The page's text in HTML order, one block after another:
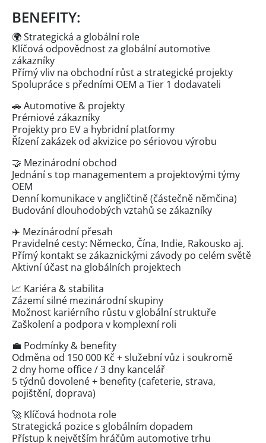
BENEFITY:
🌍 Strategická a globální role
Klíčová odpovědnost za globální automotive
zákazníky
Přímý vliv na obchodní růst a strategické projekty
Spolupráce s předními OEM a Tier 1 dodavateli
🚗 Automotive & projekty
Prémiové zákazníky
Projekty pro EV a hybridní platformy
Řízení zakázek od akvizice po sériovou výrobu
🤝 Mezinárodní obchod
Jednání s top managementem a projektovými týmy
OEM
Denní komunikace v angličtině (částečně němčina)
Budování dlouhodobých vztahů se zákazníky
✈️ Mezinárodní přesah
Pravidelné cesty: Německo, Čína, Indie, Rakousko aj.
Přímý kontakt se zákaznickými závody po celém světě
Aktivní účast na globálních projektech
📈 Kariéra & stabilita
Zázemí silné mezinárodní skupiny
Možnost kariérního růstu v globální struktuře
Zaškolení a podpora v komplexní roli
💼 Podmínky & benefity
Odměna od 150 000 Kč + služební vůz i soukromě
2 dny home office / 3 dny kancelář
5 týdnů dovolené + benefity (cafeterie, strava,
pojištění, doprava)
🚀 Klíčová hodnota role
Strategická pozice s globálním dopadem
Přístup k největším hráčům automotive trhu